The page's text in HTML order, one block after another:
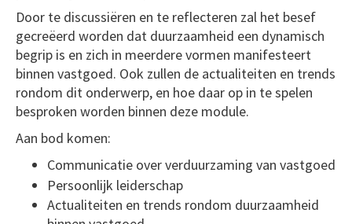
Door te discussiëren en te reflecteren zal het besef
gecreëerd worden dat duurzaamheid een dynamisch
begrip is en zich in meerdere vormen manifesteert
binnen vastgoed. Ook zullen de actualiteiten en trends
rondom dit onderwerp, en hoe daar op in te spelen
besproken worden binnen deze module.
Aan bod komen:
Communicatie over verduurzaming van vastgoed
Persoonlijk leiderschap
Actualiteiten en trends rondom duurzaamheid